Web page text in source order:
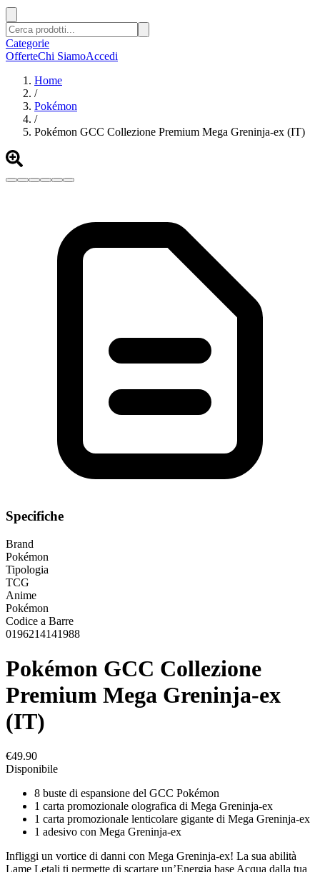
Categorie
OfferteChi SiamoAccedi
Home
/
Pokémon
/
Pokémon GCC Collezione Premium Mega Greninja-ex (IT)
Specifiche
Brand
Pokémon
Tipologia
TCG
Anime
Pokémon
Codice a Barre
0196214141988
Pokémon GCC Collezione
Premium Mega Greninja-ex
(IT)
€49.90
Disponibile
8 buste di espansione del GCC Pokémon
1 carta promozionale olografica di Mega Greninja-ex
1 carta promozionale lenticolare gigante di Mega Greninja-ex
1 adesivo con Mega Greninja-ex
Infliggi un vortice di danni con Mega Greninja-ex! La sua abilità
Lame Letali ti permette di scartare un’Energia base Acqua dalla tua